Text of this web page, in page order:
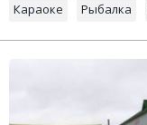
Караоке Рыбалка